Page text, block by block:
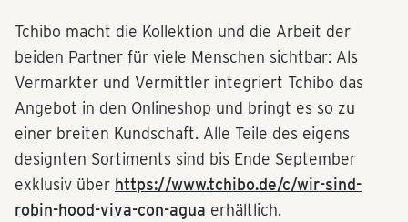
Tchibo macht die Kollektion und die Arbeit der
beiden Partner für viele Menschen sichtbar: Als
Vermarkter und Vermittler integriert Tchibo das
Angebot in den Onlineshop und bringt es so zu
einer breiten Kundschaft. Alle Teile des eigens
designten Sortiments sind bis Ende September
exklusiv über https://www.tchibo.de/c/wir-sind-
robin-hood-viva-con-agua erhältlich.